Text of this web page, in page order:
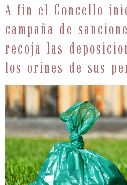
A fin el Concello
campaña de
recoja las
los orines de sus